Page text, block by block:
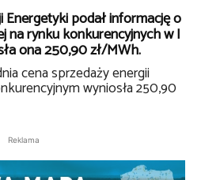
Energetyki podał informację o
na rynku konkurencyjnych w I
ona 250,90 zł/MWh.
cena sprzedaży energii
wyniosła 250,90
Reklama